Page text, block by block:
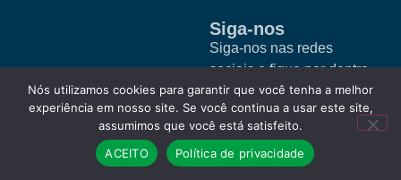
Siga-nos
Siga-nos nas redes
sociais e fique por dentro
das novidades.
© 2025 OAB Londrina. Todos os direitos reservados.
Nós utilizamos cookies para garantir que você tenha a melhor
experiência em nosso site. Se você continua a usar este site,
assumimos que você está satisfeito.
ACEITO
Política de privacidade